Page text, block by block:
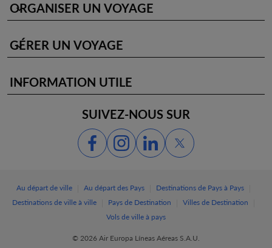
ORGANISER UN VOYAGE
keyboard_arrow_down
GÉRER UN VOYAGE
keyboard_arrow_down
INFORMATION UTILE
keyboard_arrow_down
SUIVEZ-NOUS SUR
Au départ de ville Au départ des Pays Destinations de Pays à Pays
Destinations de ville à ville Pays de Destination Villes de Destination
Vols de ville à pays
© 2026 Air Europa Líneas Aéreas S.A.U.